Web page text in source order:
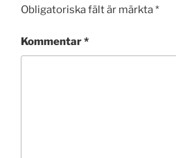
Obligatoriska fält är märkta*
Kommentar*